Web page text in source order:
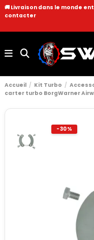
🚚 Livraison dans le monde
contacter
Accueil Kit Turbo
carter turbo BorgWarner
-30%